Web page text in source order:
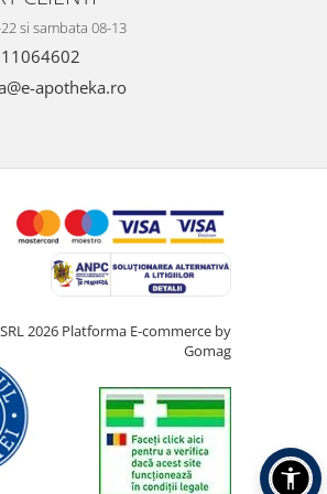
si sambata 08-13
apotheka.ro
2026 Platforma E-commerce by
Gomag